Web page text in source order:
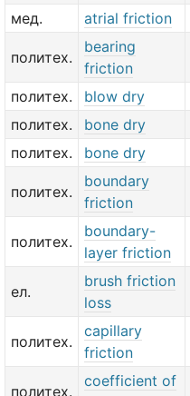
мед.
atrial friction
политех.
bearing
friction
политех. blow dry
политех.
bone dry
политех.
bone dry
политех.
boundary
friction
политех.
boundary-
layer friction
ел.
brush friction
loss
политех.
capillary
friction
политех.
coefficient of